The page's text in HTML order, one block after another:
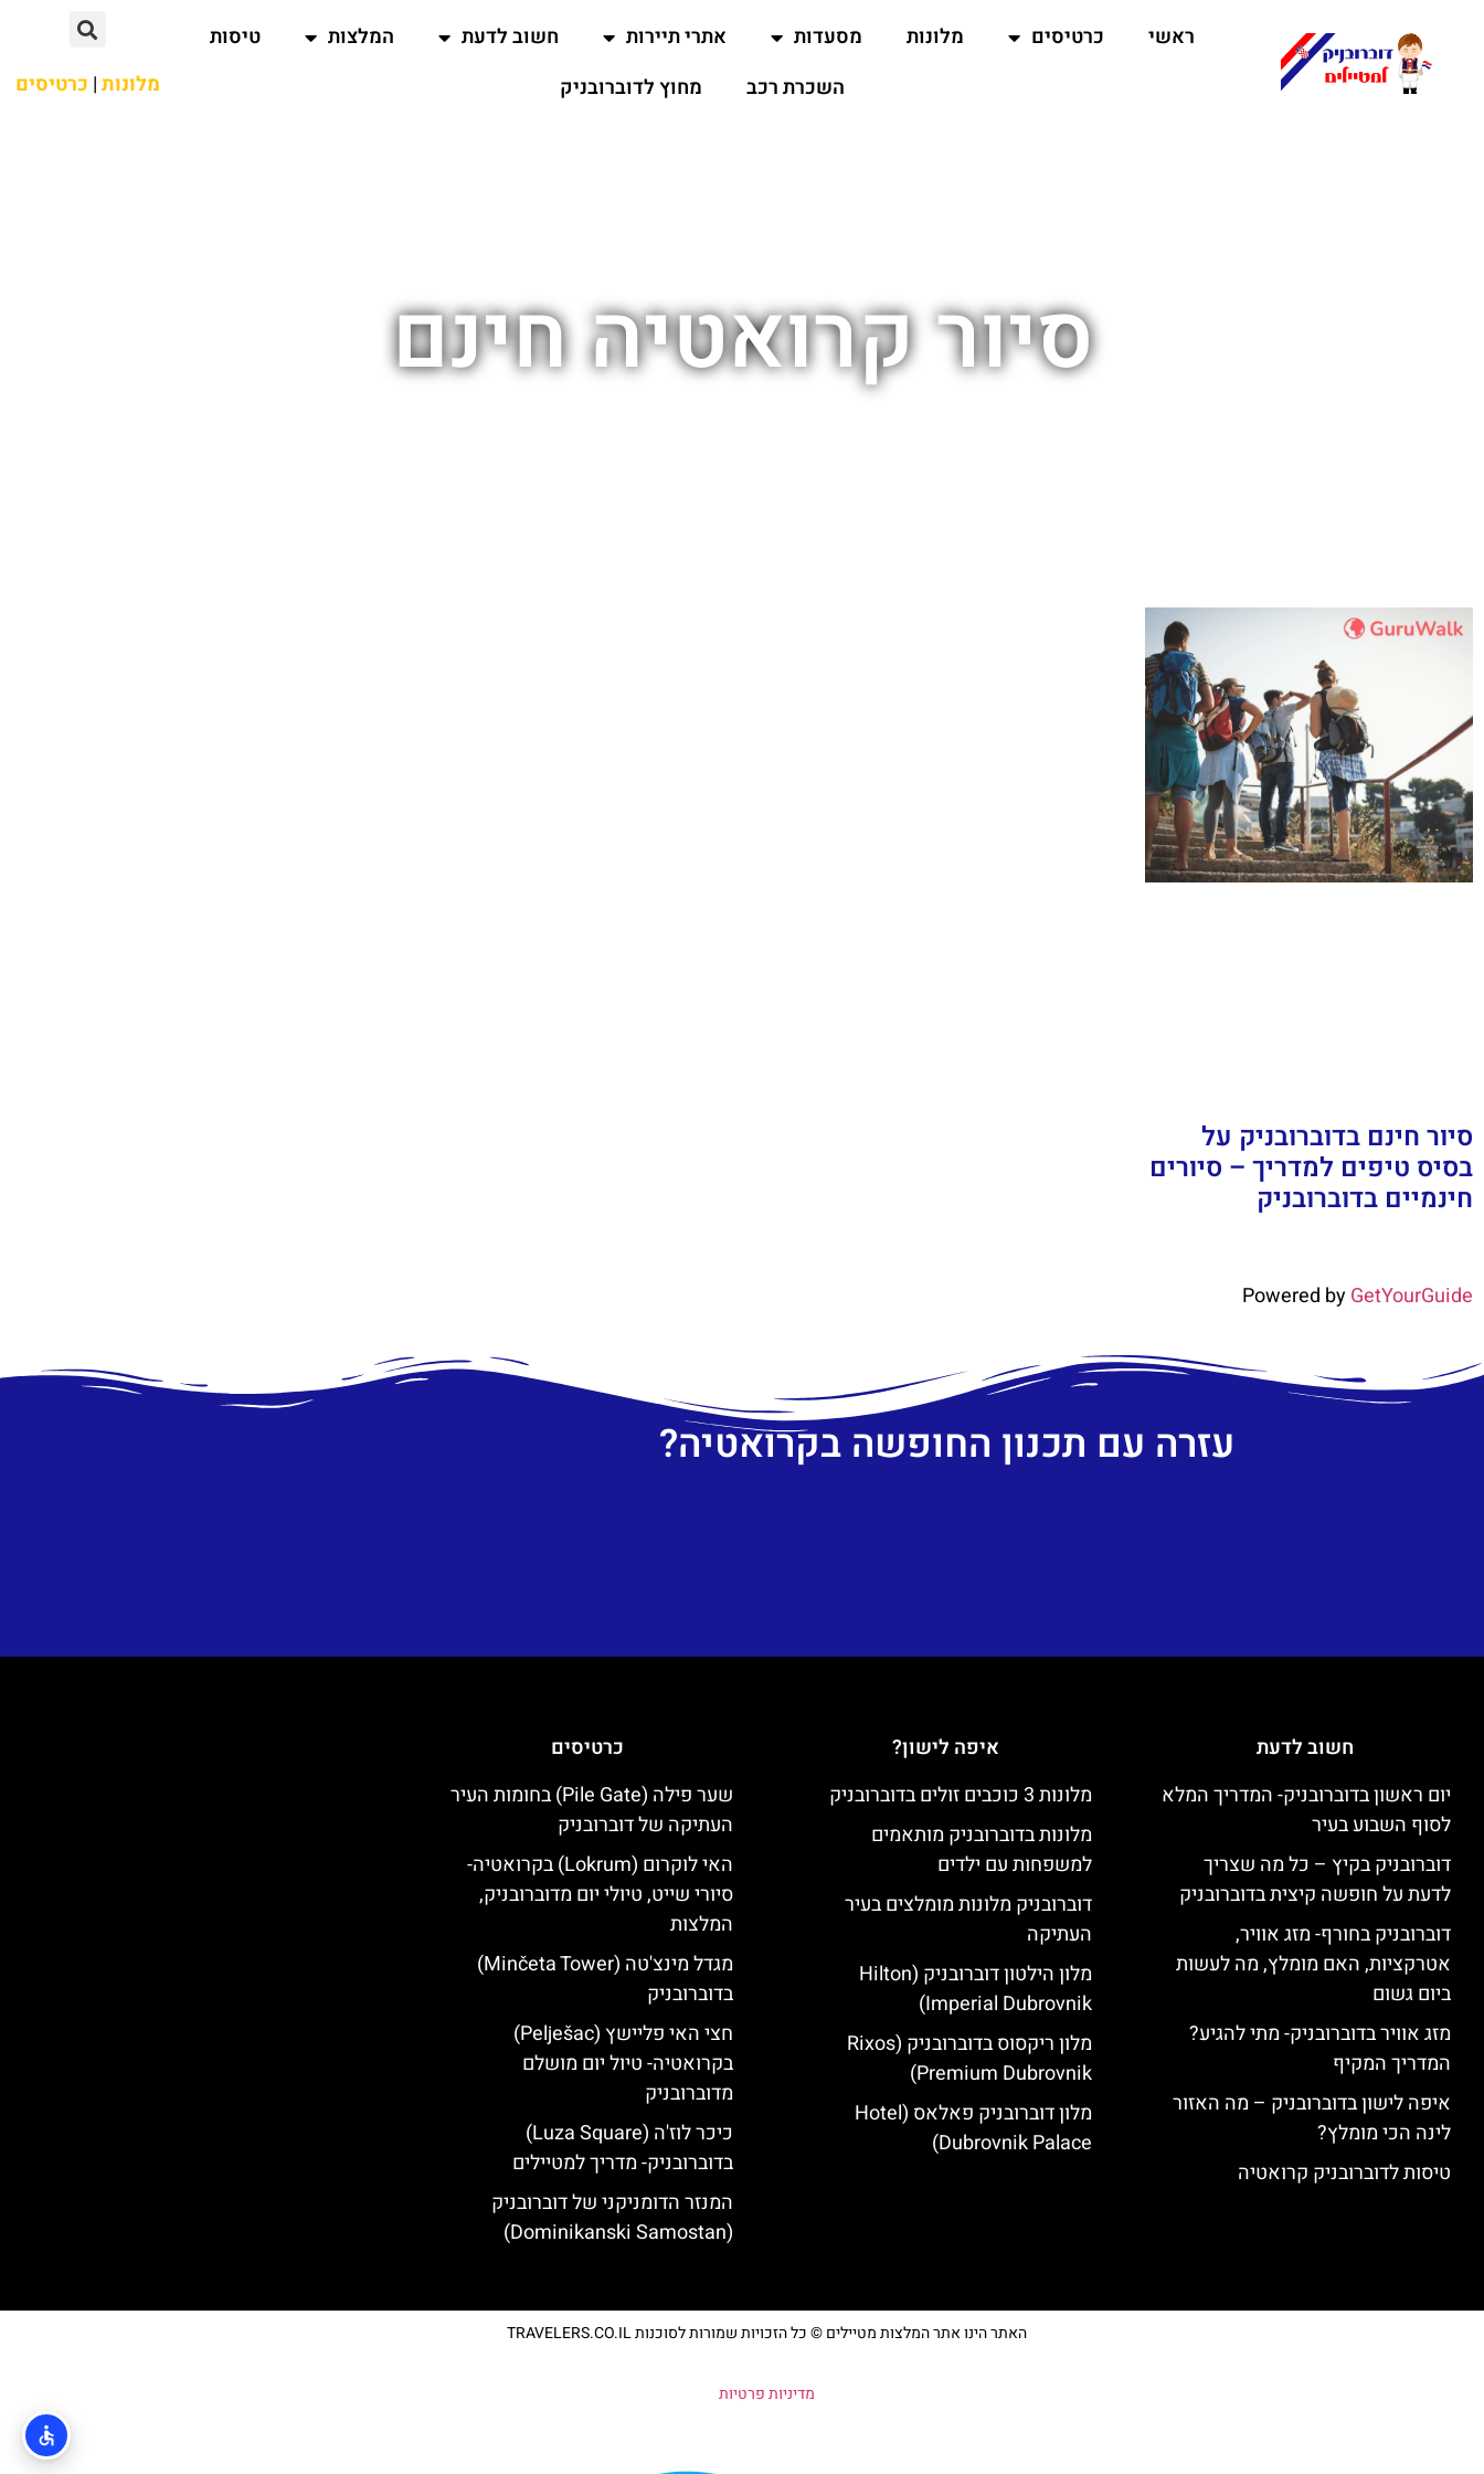
ראשי כרטיסים מלונות מסעדות אתרי תיירות חשוב לדעת המלצות
טיסות
השכרת רכב
מחוץ לדוברובניק מלונות| כרטיסים
סיור קרואטיה חינם
סיור חינם בדוברובניק על
בסיס טיפים למדריך – סיורים
חינמיים בדוברובניק
Powered byGetYourGuide
עזרה עם תכנון החופשה בקרואטיה?
חשוב לדעת
יום ראשון בדוברובניק- המדריך המלא
לסוף השבוע בעיר
דוברובניק בקיץ – כל מה שצריך
לדעת על חופשה קיצית בדוברובניק
דוברובניק בחורף- מזג אוויר,
אטרקציות, האם מומלץ, מה לעשות
ביום גשום
מזג אוויר בדוברובניק- מתי להגיע?
המדריך המקיף
איפה לישון בדוברובניק – מה האזור
לינה הכי מומלץ?
טיסות לדוברובניק קרואטיה
איפה לישון?
מלונות 3 כוכבים זולים בדוברובניק
מלונות בדוברובניק מותאמים
למשפחות עם ילדים
דוברובניק מלונות מומלצים בעיר
העתיקה
מלון הילטון דוברובניק (Hilton
Imperial Dubrovnik)
מלון ריקסוס בדוברובניק (Rixos
Premium Dubrovnik)
מלון דוברובניק פאלאס (Hotel
Dubrovnik Palace)
כרטיסים
שער פילה (Pile Gate) בחומות העיר
העתיקה של דוברובניק
האי לוקרום (Lokrum) בקרואטיה-
סיורי שייט, טיולי יום מדוברובניק,
המלצות
מגדל מינצ'טה (Minčeta Tower)
בדוברובניק
חצי האי פליישץ (Pelješac)
בקרואטיה- טיול יום מושלם
מדוברובניק
כיכר לוז'ה (Luza Square)
בדוברובניק- מדריך למטיילים
המנזר הדומניקני של דוברובניק
(Dominikanski Samostan)
האתר הינו אתר המלצות מטיילים © כל הזכויות שמורות לסוכנות TRAVELERS.CO.IL
מדיניות פרטיות